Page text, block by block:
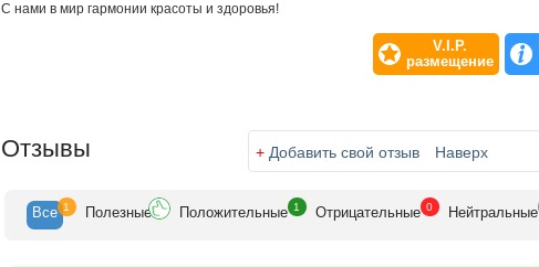
С нами в мир гармонии красоты и здоровья!
V.I.P.
размещение
Отзывы + Добавить свой отзыв Наверх
Все 1 Полезные Положительные 1 Отрицательные 0 Нейтральные